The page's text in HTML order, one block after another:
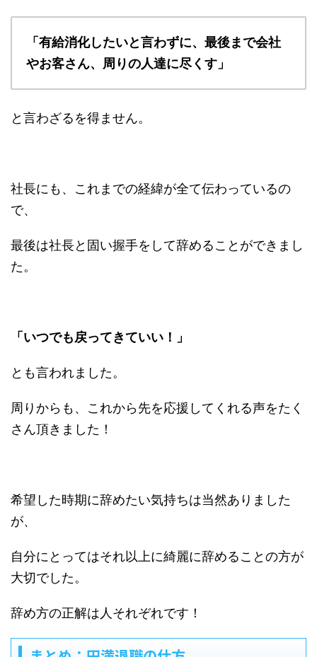
「有給消化したいと言わずに、最後まで会社
やお客さん、周りの人達に尽くす」
と言わざるを得ません。
社長にも、これまでの経緯が全て伝わっているの
で、
最後は社長と固い握手をして辞めることができまし
た。
「いつでも戻ってきていい！」
とも言われました。
周りからも、これから先を応援してくれる声をたく
さん頂きました！
希望した時期に辞めたい気持ちは当然ありました
が、
自分にとってはそれ以上に綺麗に辞めることの方が
大切でした。
辞め方の正解は人それぞれです！